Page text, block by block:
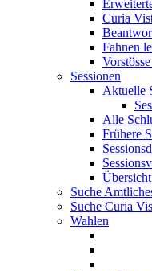
Curia
Fahnen
Sessionen
Aktuelle
Alle
Frühere
Übersicht
Suche
Suche Curia
Wahlen